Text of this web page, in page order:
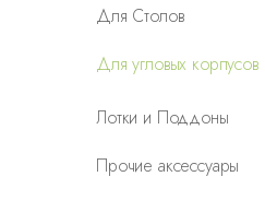
Для Столов
Для угловых корпусов
Лотки и Поддоны
Прочие аксессуары